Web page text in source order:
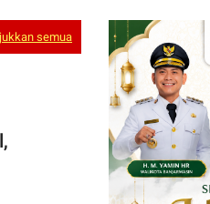
semua